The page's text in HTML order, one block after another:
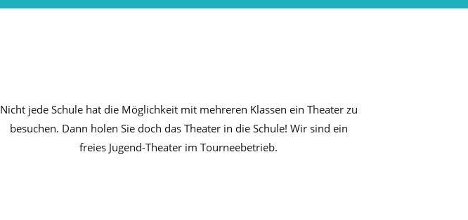
Nicht jede Schule hat die Möglichkeit mit mehreren Klassen ein Theater zu
besuchen. Dann holen Sie doch das Theater in die Schule! Wir sind ein
freies Jugend-Theater im Tourneebetrieb.